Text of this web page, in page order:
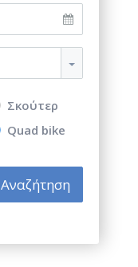
Σκούτερ
Quad bike
Αναζήτηση